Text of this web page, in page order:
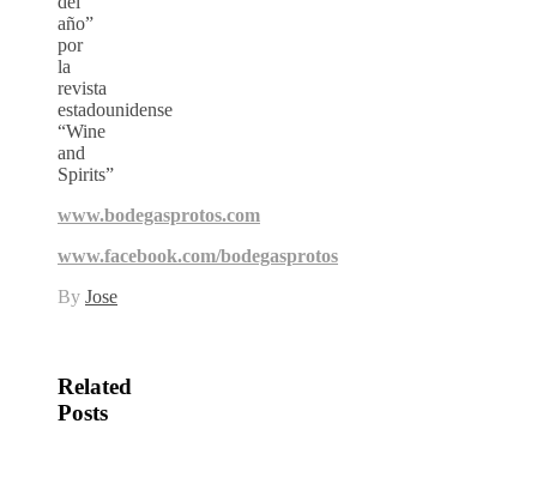
año”
por
la
revista
estadounidense
“Wine
and
Spirits”
www.bodegasprotos.com
www.facebook.com/bodegasprotos
By Jose
Related
Posts